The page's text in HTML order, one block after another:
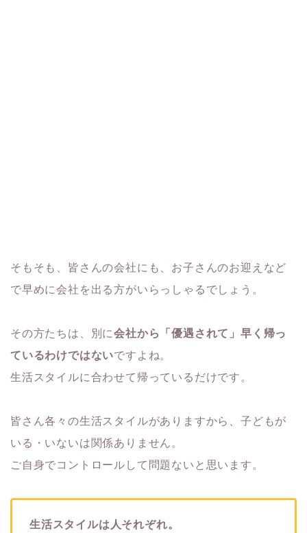
そもそも、皆さんの会社にも、お子さんのお迎えなど
で早めに会社を出る方がいらっしゃるでしょう。
その方たちは、別に会社から「優遇されて」早く帰っ
ているわけではないですよね。
生活スタイルに合わせて帰っているだけです。
皆さん各々の生活スタイルがありますから、子どもが
いる・いないは関係ありません。
ご自身でコントロールして問題ないと思います。
生活スタイルは人それぞれ。